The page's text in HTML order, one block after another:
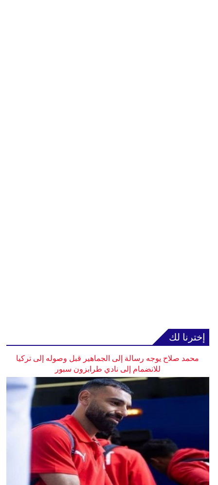
إخترنا لك
محمد صلاح يوجه رسالة إلى الجماهير قبل وصوله إلى تركيا
للانضمام إلى نادي طرابزون سبور